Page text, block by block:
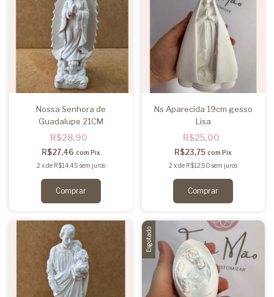
Nossa Senhora de
Guadalupe 21CM
R$28,90
R$27,46 com Pix
2 xde R$14,45 sem juros
Ns Aparecida 19cm gesso
Lisa
R$25,00
R$23,75com Pix
2 xde R$12,50 sem juros
Esgotado